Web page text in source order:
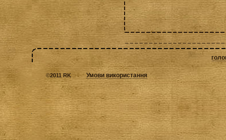
©2011 RK Умови використання